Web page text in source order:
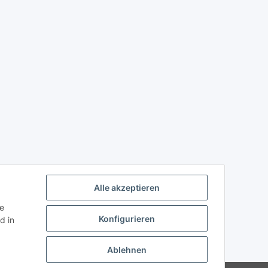
in
Alle akzeptieren
Konfigurieren
Ablehnen